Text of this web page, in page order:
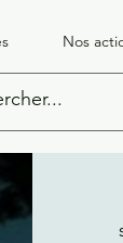
Nos